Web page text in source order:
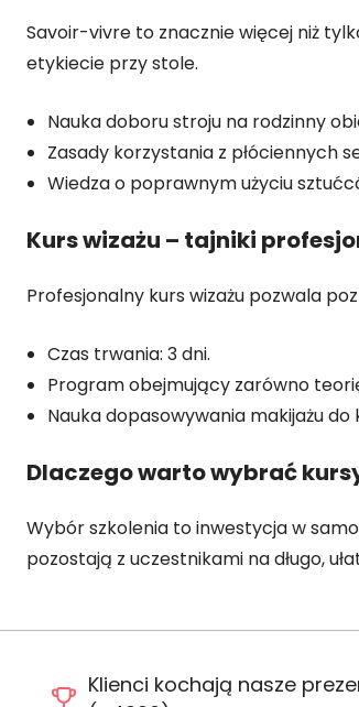
Savoir-vivre to znacznie więcej niż
etykiecie przy stole.
Nauka doboru stroju na rodzinny
Zasady korzystania z płóciennych
Wiedza o poprawnym użyciu
Kurs wizażu – tajniki
Profesjonalny kurs wizażu pozwala
Czas trwania: 3 dni.
Program obejmujący zarówno
Nauka dopasowywania makijażu
Dlaczego warto wybrać
Wybór szkolenia to inwestycja w
pozostają z uczestnikami na długo,
Klienci kochają nasze